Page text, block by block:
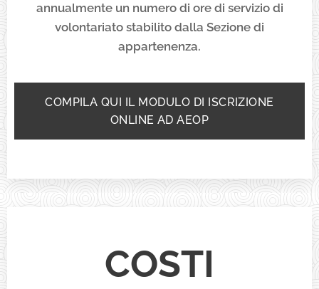
annualmente un numero di ore di servizio di
volontariato stabilito dalla Sezione di
appartenenza.
COMPILA QUI IL MODULO DI ISCRIZIONE
ONLINE AD AEOP
COSTI